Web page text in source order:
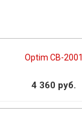
Optim CB-2001
4 360 руб.